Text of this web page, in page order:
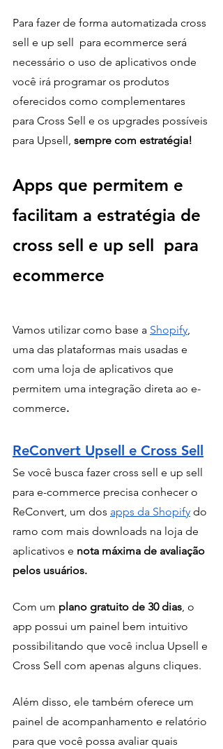
Para fazer de forma automatizada cross
sell e up sell  para ecommerce será
necessário o uso de aplicativos onde
você irá programar os produtos
oferecidos como complementares
para Cross Sell e os upgrades possíveis
para Upsell, sempre com estratégia!
Apps que permitem e
facilitam a estratégia de
cross sell e up sell  para
ecommerce
Vamos utilizar como base a Shopify,
uma das plataformas mais usadas e
com uma loja de aplicativos que
permitem uma integração direta ao e-
commerce.
ReConvert Upsell e Cross Sell
Se você busca fazer cross sell e up sell
para e-commerce precisa conhecer o
ReConvert, um dos apps da Shopify do
ramo com mais downloads na loja de
aplicativos e nota máxima de avaliação
pelos usuários.
Com um plano gratuito de 30 dias, o
app possui um painel bem intuitivo
possibilitando que você inclua Upsell e
Cross Sell com apenas alguns cliques.
Além disso, ele também oferece um
painel de acompanhamento e relatório
para que você possa avaliar quais